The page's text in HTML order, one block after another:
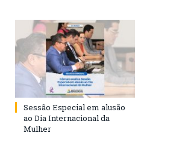
Sessão Especial em alusão
ao Dia Internacional da
Mulher